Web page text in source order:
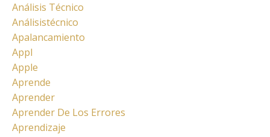
Análisis Técnico
Análisistécnico
Apalancamiento
Appl
Apple
Aprende
Aprender
Aprender De Los Errores
Aprendizaje